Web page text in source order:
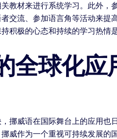
教材来进行系统学习。此外
交流、参加语言角等活动来
积极的心态和持续的学习热
全球化应
挪威语在国际舞台上的应用
威作为一个重视可持续发展